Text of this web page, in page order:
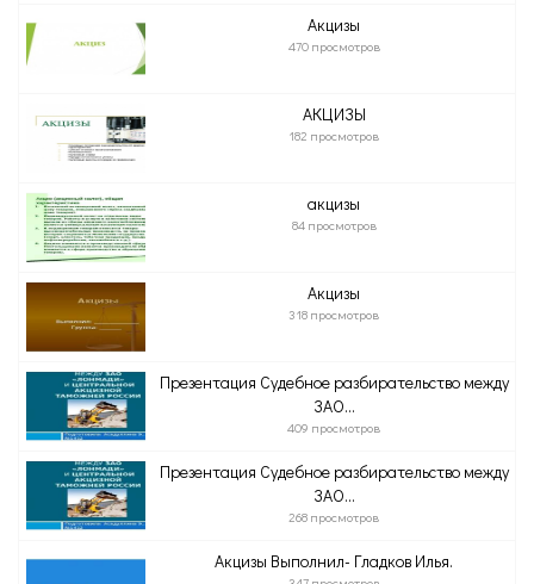
Акцизы
470 просмотров
АКЦИЗЫ
182 просмотров
акцизы
84 просмотров
Акцизы
318 просмотров
Презентация Судебное разбирательство между
ЗАО...
409 просмотров
Презентация Судебное разбирательство между
ЗАО...
268 просмотров
Акцизы Выполнил- Гладков Илья.